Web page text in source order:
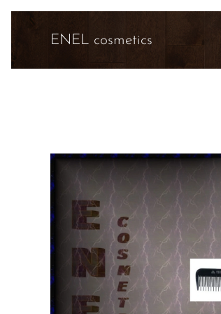
ENEL cosmetics